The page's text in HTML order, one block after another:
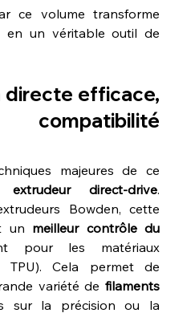
ce volume transforme
en un véritable outil de
directe efficace,
majeures de ce
extrudeur direct-drive.
Bowden, cette
un meilleur contrôle du
pour les matériaux
TPU). Cela permet de
variété de filaments
sur la précision ou la